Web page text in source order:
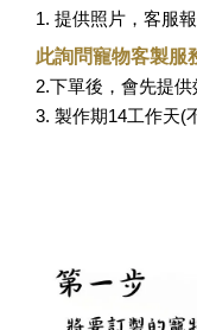
1. 提供照片，客服
此詢問寵物客製服
2.下單後，會先提
3. 製作期14工作天(